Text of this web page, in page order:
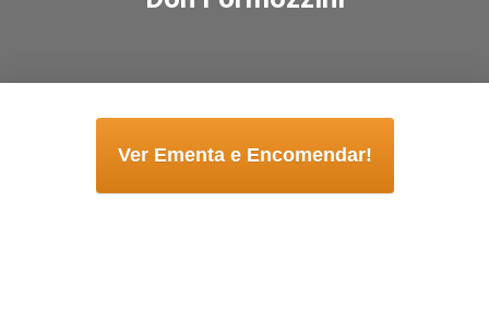
Ver Ementa e Encomendar!